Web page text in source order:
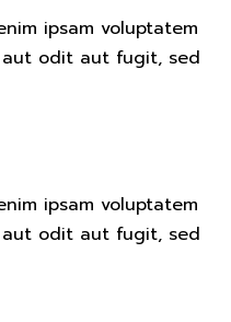
ipsam voluptatem
odit aut fugit, sed
ipsam voluptatem
odit aut fugit, sed